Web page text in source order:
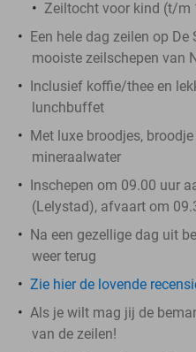
Zeiltocht voor kind (t/m
Een hele dag zeilen op
mooiste zeilschepen van
Inclusief koffie/thee en
lunchbuffet
Met luxe broodjes,
mineraalwater
Inschepen om 09.00 uur
(Lelystad), afvaart om
Na een gezellige dag uit
weer terug
Zie hier de lovende
Als je wilt mag jij de
van de zeilen!